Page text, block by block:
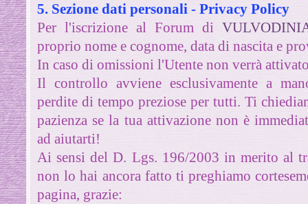
5. Sezione dati personali - Privacy Policy
Per l'iscrizione al Forum di
proprio nome e cognome, data di nascita e
In caso di omissioni l'Utente non verrà
Il controllo avviene esclusivamente a
perdite di tempo preziose per tutti. Ti
pazienza se la tua attivazione non è
ad aiutarti!
Ai sensi del D. Lgs. 196/2003 in merito al
non lo hai ancora fatto ti preghiamo
pagina, grazie: